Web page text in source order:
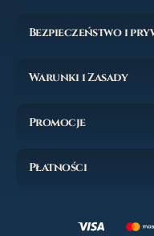
Bezpieczeństwo i
Warunki i Zasady
Promocje
Płatności